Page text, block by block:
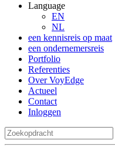
Language
EN
NL
een kennisreis op maat
een ondernemersreis
Portfolio
Referenties
Over VoyEdge
Actueel
Contact
Inloggen